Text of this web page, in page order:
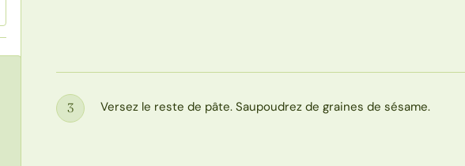
Étape
3 Versez le reste de pâte. Saupoudrez de graines de sésame.